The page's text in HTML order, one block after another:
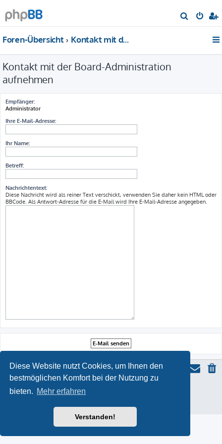
Diese Website nutzt Cookies, um Ihnen den
bestmöglichen Komfort bei der Nutzung zu
bieten. Mehr erfahren
Verstanden!
u
Foren-Übersicht Kontakt mit der Board-Administration aufnehmen
Kontakt mit der Board-Administration
aufnehmen
Empfänger:
Administrator
Ihre E-Mail-Adresse:
Ihr Name:
Betreff:
Nachrichtentext:
Diese Nachricht wird als reiner Text verschickt, verwenden Sie daher kein HTML oder
BBCode. Als Antwort-Adresse für die E-Mail wird Ihre E-Mail-Adresse angegeben.
Powered byphpBB
Datenschutz|Nutzungsbedingungen